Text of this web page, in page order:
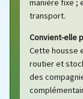
transport.
Convient-elle
Cette housse
routier et
des